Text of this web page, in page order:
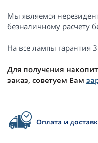
Мы являемся
безналичному расчету
На все лампы гарантия
Для получения
заказ, советуем Вам
Оплата и